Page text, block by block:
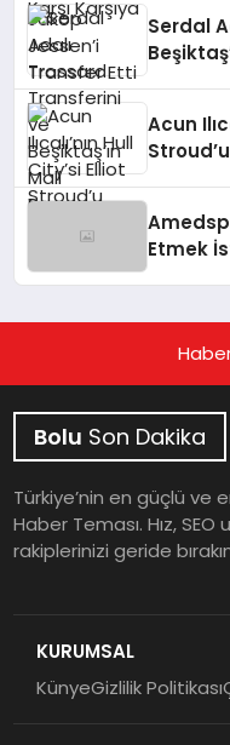
Serdal
Acun
Etmek
Bolu Son Dakika
Türkiye’nin en güçlü ve
Haber Teması. Hız,
rakiplerinizi geride
KURUMSAL
KünyeGizlilik Politikası